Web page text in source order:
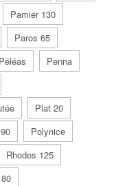
Pamier 130
Paros 65
Péléas
Penna
Plat 20
Polynice
Rhodes 125